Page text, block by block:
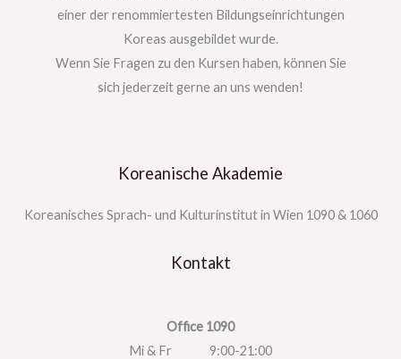
einer der renommiertesten Bildungseinrichtungen
Koreas ausgebildet wurde.
Wenn Sie Fragen zu den Kursen haben, können Sie
sich jederzeit gerne an uns wenden!
Koreanische Akademie
Koreanisches Sprach- und Kulturinstitut in Wien 1090 & 1060
Kontakt
Office 1090
Mi & Fr 9:00-21:00